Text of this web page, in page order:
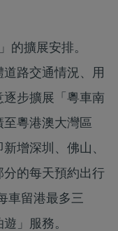
的擴展安排。
路交通情況、用
步擴展「粵車南
粵港澳大灣區
增深圳、佛山、
的每天預約出行
車留港最多三
」服務。